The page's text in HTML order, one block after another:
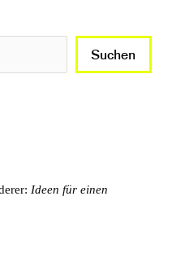
Suchen
Ideen für einen